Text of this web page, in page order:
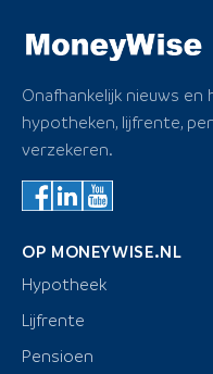
Onafhankelijk nieuws
hypotheken, lijfrente,
verzekeren.
OP MONEYWISE.NL
Hypotheek
Lijfrente
Pensioen